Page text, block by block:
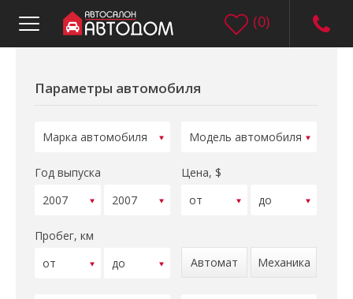
(0)
Параметры автомобиля
Год выпуска Цена, $
Пробег, км
Автомат
Механика